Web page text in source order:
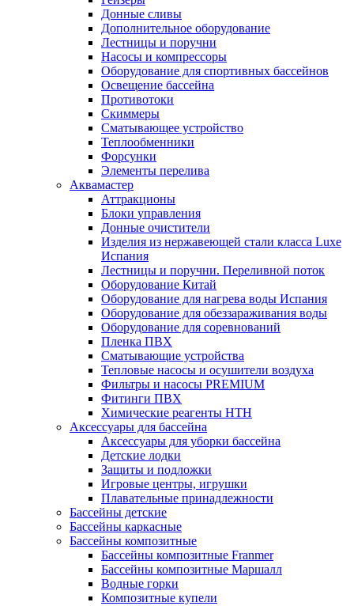
Донные сливы
Дополнительное оборудование
Лестницы и поручни
Насосы и компрессоры
Оборудование для спортивных бассейнов
Освещение бассейна
Противотоки
Скиммеры
Сматывающее устройство
Теплообменники
Форсунки
Элементы перелива
Аквамастер
Аттракционы
Блоки управления
Донные очистители
Изделия из нержавеющей стали класса Luxe
Испания
Лестницы и поручни. Переливной поток
Оборудование Китай
Оборудование для нагрева воды Испания
Оборудование для обеззараживания воды
Оборудование для соревнований
Пленка ПВХ
Сматывающие устройства
Тепловые насосы и осушители воздуха
Фильтры и насосы PREMIUM
Фитинги ПВХ
Химические реагенты HTH
Аксессуары для бассейна
Аксессуары для уборки бассейна
Детские лодки
Защиты и подложки
Игровые центры, игрушки
Плавательные принадлежности
Бассейны детские
Бассейны каркасные
Бассейны композитные
Бассейны композитные Franmer
Бассейны композитные Маршалл
Водные горки
Композитные купели